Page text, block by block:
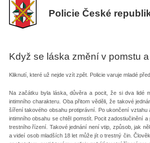
Policie České
Když se láska změní v pomstu
Kliknutí, které už nejde vzít zpět. Policie varuje mladé
Na začátku byla láska, důvěra a pocit, že si dva lidé
intimního charakteru. Oba přitom věděli, že takové
šíření takového obsahu protiprávní. Po ukončení
intimního obsahu se chtěl pomstít. Pocit zadostiučinění
trestního řízení. Takové jednání není vtip, způsob, jak
a videí osob mladších 18 let může jít o trestný čin.